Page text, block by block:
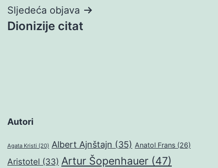
Sljedeća objava
Dionizije citat
Autori
Agata Kristi (20) Albert Ajnštajn (35) Anatol Frans (26)
Aristotel (33) Artur Šopenhauer (47)